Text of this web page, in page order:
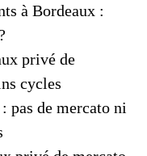
à Bordeaux :
privé de
cycles
pas de mercato ni